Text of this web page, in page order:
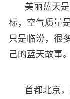
美丽蓝天
标，空气质量
只是临汾，很
己的蓝天故事。
首都北京